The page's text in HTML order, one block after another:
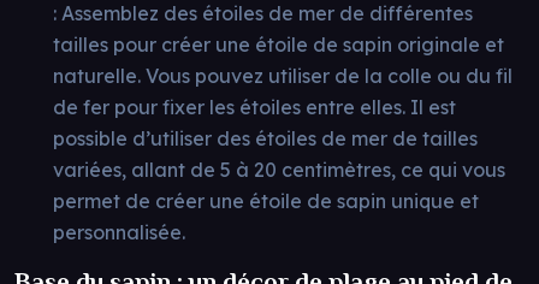
: Assemblez des étoiles de mer de différentes
tailles pour créer une étoile de sapin originale et
naturelle. Vous pouvez utiliser de la colle ou du fil
de fer pour fixer les étoiles entre elles. Il est
possible d’utiliser des étoiles de mer de tailles
variées, allant de 5 à 20 centimètres, ce qui vous
permet de créer une étoile de sapin unique et
personnalisée.